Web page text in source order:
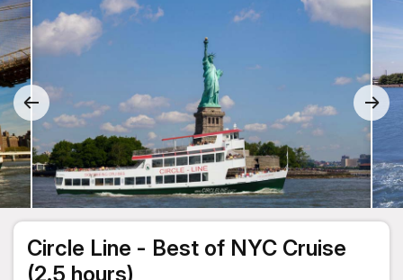
Circle Line - Best of NYC Cruise
(2.5 hours)